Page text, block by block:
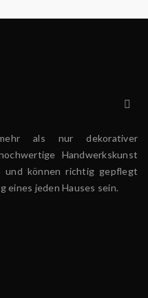
als nur dekorativer
Handwerkskunst
und können richtig gepflegt
eines jeden Hauses sein.